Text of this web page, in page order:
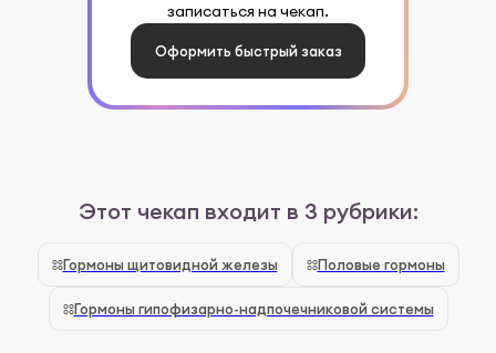
записаться на чекап.
Оформить быстрый заказ
Этот чекап входит в 3 рубрики:
Гормоны щитовидной железы Половые гормоны
Гормоны гипофизарно-надпочечниковой системы